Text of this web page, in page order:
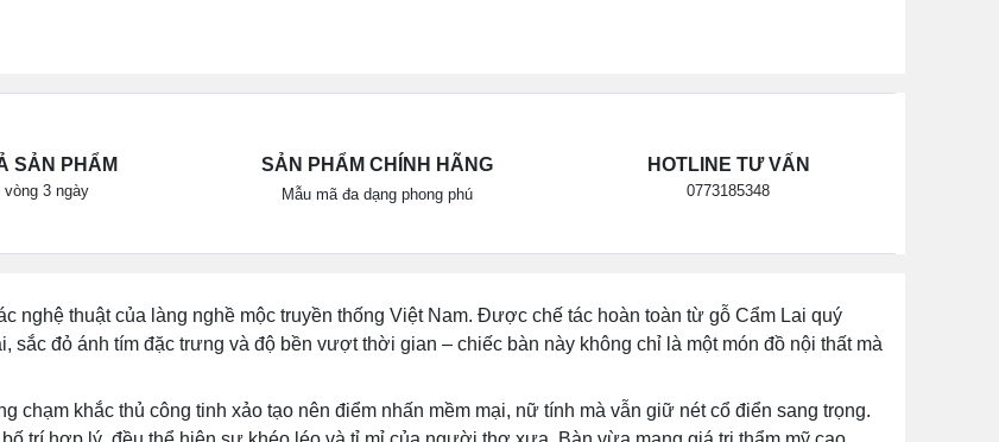
SẢN PHẨM
vòng 3 ngày
SẢN PHẨM CHÍNH HÃNG
Mẫu mã đa dạng phong phú
HOTLINE TƯ VẤN
0773185348
nghệ thuật của làng nghề mộc truyền thống Việt Nam. Được chế tác hoàn toàn từ gỗ Cẩm Lai quý
đỏ ánh tím đặc trưng và độ bền vượt thời gian – chiếc bàn này không chỉ là một món đồ nội thất mà
khắc thủ công tinh xảo tạo nên điểm nhấn mềm mại, nữ tính mà vẫn giữ nét cổ điển sang trọng.